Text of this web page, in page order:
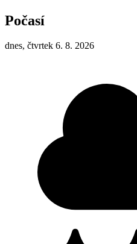
Počasí
dnes, čtvrtek 6. 8. 2026